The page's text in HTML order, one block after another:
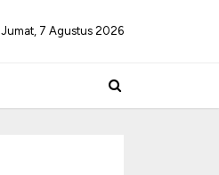
Jumat, 7 Agustus 2026